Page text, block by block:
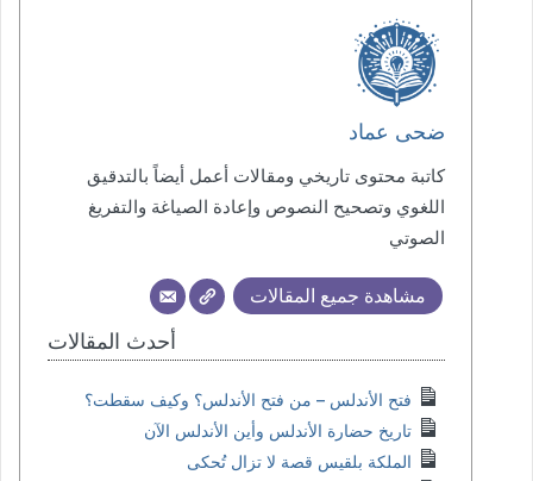
ضحى عماد
كاتبة محتوى تاريخي ومقالات أعمل أيضاً بالتدقيق
اللغوي وتصحيح النصوص وإعادة الصياغة والتفريغ
الصوتي
مشاهدة جميع المقالات
أحدث المقالات
فتح الأندلس – من فتح الأندلس؟ وكيف سقطت؟
تاريخ حضارة الأندلس وأين الأندلس الآن
الملكة بلقيس قصة لا تزال تُحكى